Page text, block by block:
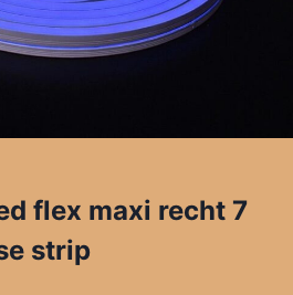
flex maxi recht 7
strip